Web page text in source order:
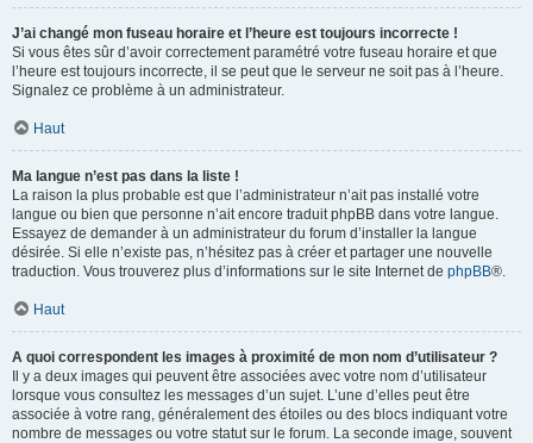
J’ai changé mon fuseau horaire et l’heure est toujours incorrecte !
Si vous êtes sûr d’avoir correctement paramétré votre fuseau horaire et que
l’heure est toujours incorrecte, il se peut que le serveur ne soit pas à l’heure.
Signalez ce problème à un administrateur.
Haut
Ma langue n’est pas dans la liste !
La raison la plus probable est que l’administrateur n’ait pas installé votre
langue ou bien que personne n’ait encore traduit phpBB dans votre langue.
Essayez de demander à un administrateur du forum d’installer la langue
désirée. Si elle n’existe pas, n’hésitez pas à créer et partager une nouvelle
traduction. Vous trouverez plus d’informations sur le site Internet de phpBB®.
Haut
A quoi correspondent les images à proximité de mon nom d’utilisateur ?
Il y a deux images qui peuvent être associées avec votre nom d’utilisateur
lorsque vous consultez les messages d’un sujet. L’une d’elles peut être
associée à votre rang, généralement des étoiles ou des blocs indiquant votre
nombre de messages ou votre statut sur le forum. La seconde image, souvent